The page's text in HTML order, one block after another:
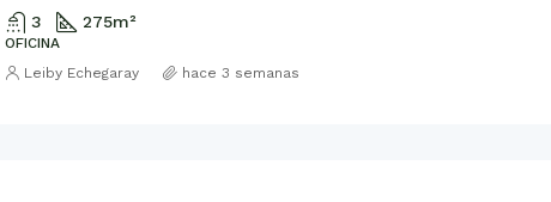
3 275m²
OFICINA
Leiby Echegaray hace 3 semanas